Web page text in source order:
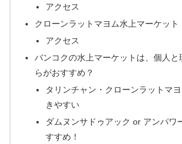
アクセス
クローンラットマヨム水上マーケット
アクセス
バンコクの水上マーケットは、個人と
らがおすすめ？
タリンチャン・クローンラットマ
きやすい
ダムヌンサドゥアック or アンパワ
すすめ！